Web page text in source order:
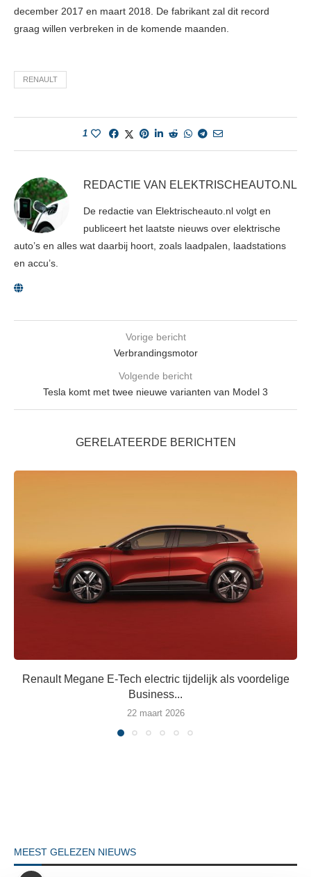
december 2017 en maart 2018. De fabrikant zal dit record
graag willen verbreken in de komende maanden.
RENAULT
1
REDACTIE VAN ELEKTRISCHEAUTO.NL
De redactie van Elektrischeauto.nl volgt en
publiceert het laatste nieuws over elektrische
auto’s en alles wat daarbij hoort, zoals laadpalen, laadstations
en accu’s.
Vorige bericht
Verbrandingsmotor
Volgende bericht
Tesla komt met twee nieuwe varianten van Model 3
GERELATEERDE BERICHTEN
Renault Megane E-Tech electric tijdelijk als voordelige
Business...
22 maart 2026
MEEST GELEZEN NIEUWS